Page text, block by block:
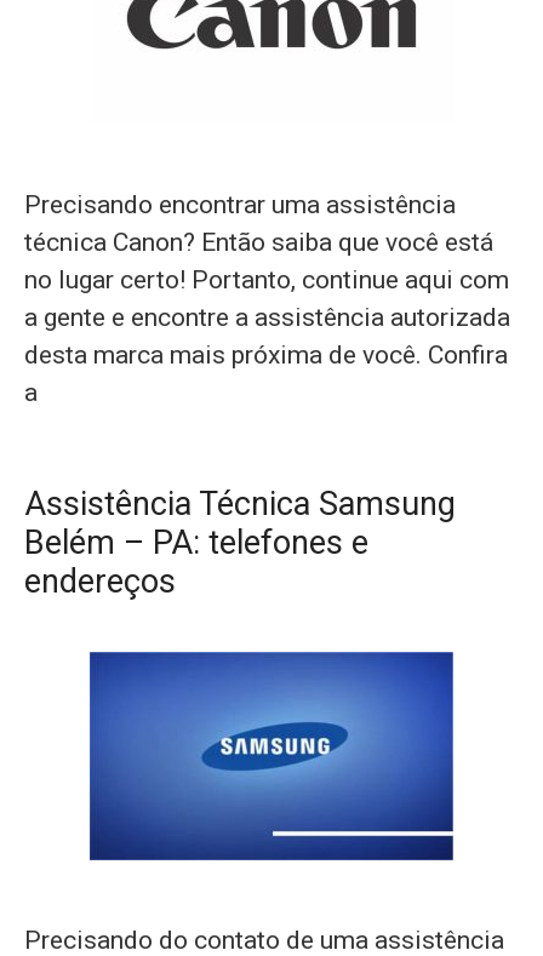
Precisando encontrar uma assistência
técnica Canon? Então saiba que você está
no lugar certo! Portanto, continue aqui com
a gente e encontre a assistência autorizada
desta marca mais próxima de você. Confira
a
Assistência Técnica Samsung
Belém – PA: telefones e
endereços
Precisando do contato de uma assistência